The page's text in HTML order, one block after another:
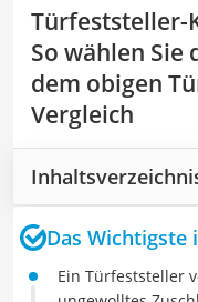
Türfeststeller-
So wählen Sie
dem obigen
Vergleich
Das Wichtigste
Ein Türfeststeller